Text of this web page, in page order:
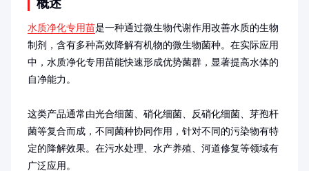
概述
水质净化专用苗是一种通过微生物代谢作用改善水质的生物
制剂，含有多种高效降解有机物的微生物菌种。在实际应用
中，水质净化专用苗能快速形成优势菌群，显著提高水体的
自净能力。
这类产品通常由光合细菌、硝化细菌、反硝化细菌、芽孢杆
菌等复合而成，不同菌种协同作用，针对不同的污染物有特
定的降解效果。在污水处理、水产养殖、河道修复等领域有
广泛应用。